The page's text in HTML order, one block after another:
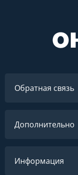
Обратная связь
Дополнительно
Информация